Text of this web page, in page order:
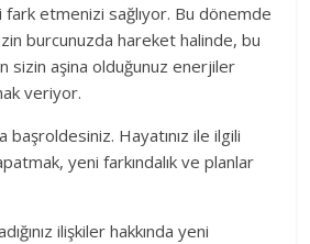
etmenizi sağlıyor. Bu dönemde
burcunuzda hareket halinde, bu
sizin aşina olduğunuz enerjiler
veriyor.
başroldesiniz. Hayatınız ile ilgili
yeni farkındalık ve planlar
ilişkiler hakkında yeni